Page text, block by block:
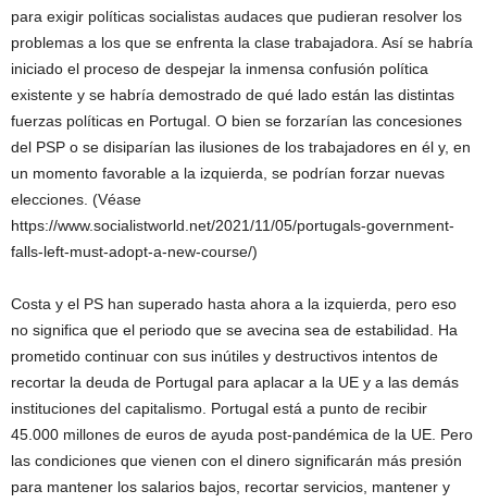
para exigir políticas socialistas audaces que pudieran resolver los
problemas a los que se enfrenta la clase trabajadora. Así se habría
iniciado el proceso de despejar la inmensa confusión política
existente y se habría demostrado de qué lado están las distintas
fuerzas políticas en Portugal. O bien se forzarían las concesiones
del PSP o se disiparían las ilusiones de los trabajadores en él y, en
un momento favorable a la izquierda, se podrían forzar nuevas
elecciones. (Véase
https://www.socialistworld.net/2021/11/05/portugals-government-
falls-left-must-adopt-a-new-course/)
Costa y el PS han superado hasta ahora a la izquierda, pero eso
no significa que el periodo que se avecina sea de estabilidad. Ha
prometido continuar con sus inútiles y destructivos intentos de
recortar la deuda de Portugal para aplacar a la UE y a las demás
instituciones del capitalismo. Portugal está a punto de recibir
45.000 millones de euros de ayuda post-pandémica de la UE. Pero
las condiciones que vienen con el dinero significarán más presión
para mantener los salarios bajos, recortar servicios, mantener y